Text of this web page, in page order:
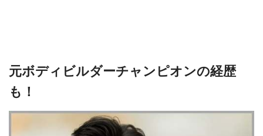
元ボディビルダーチャンピオンの経歴
も！